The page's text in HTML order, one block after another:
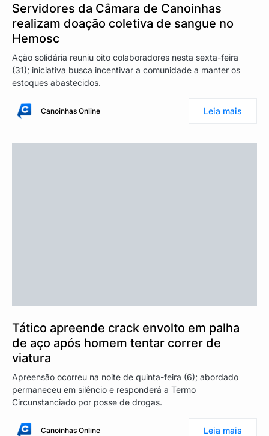
Servidores da Câmara de Canoinhas
realizam doação coletiva de sangue no
Hemosc
Ação solidária reuniu oito colaboradores nesta sexta-feira
(31); iniciativa busca incentivar a comunidade a manter os
estoques abastecidos.
Canoinhas Online Leia mais
Tático apreende crack envolto em palha
de aço após homem tentar correr de
viatura
Apreensão ocorreu na noite de quinta-feira (6); abordado
permaneceu em silêncio e responderá a Termo
Circunstanciado por posse de drogas.
Canoinhas Online Leia mais